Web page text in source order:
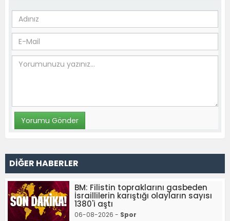
DİĞER HABERLER
BM: Filistin topraklarını gasbeden
İsraillilerin karıştığı olayların sayısı
1380'i aştı
06-08-2026 - Spor